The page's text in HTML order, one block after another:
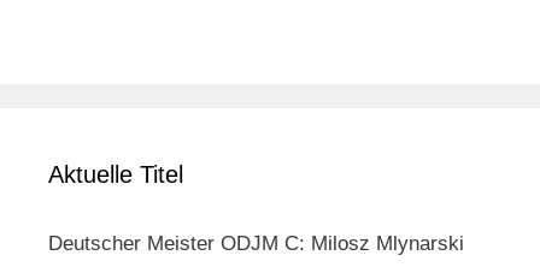
Aktuelle Titel
Deutscher Meister ODJM C: Milosz Mlynarski